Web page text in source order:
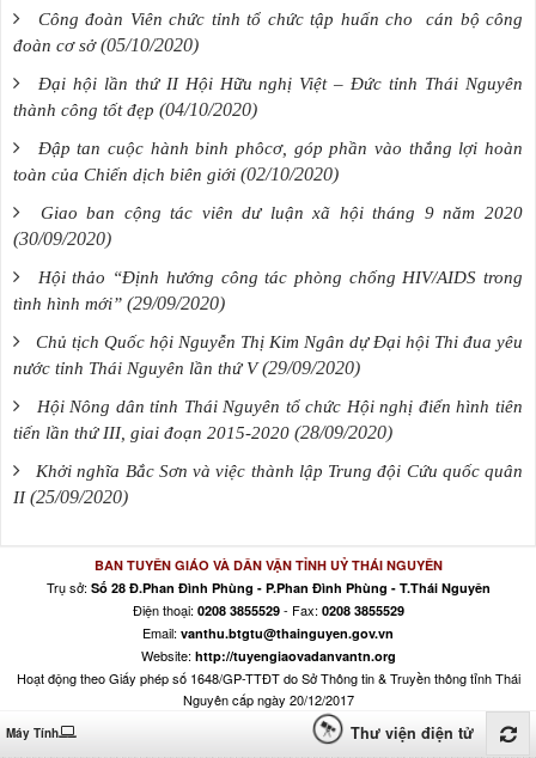
Công đoàn Viên chức tỉnh tổ chức tập huấn cho cán bộ công
đoàn cơ sở (05/10/2020)
Đại hội lần thứ II Hội Hữu nghị Việt – Đức tỉnh Thái Nguyên
thành công tốt đẹp (04/10/2020)
Đập tan cuộc hành binh phôcơ, góp phần vào thắng lợi hoàn
toàn của Chiến dịch biên giới (02/10/2020)
Giao ban cộng tác viên dư luận xã hội tháng 9 năm 2020
(30/09/2020)
Hội thảo “Định hướng công tác phòng chống HIV/AIDS trong
tình hình mới” (29/09/2020)
Chủ tịch Quốc hội Nguyễn Thị Kim Ngân dự Đại hội Thi đua yêu
nước tỉnh Thái Nguyên lần thứ V (29/09/2020)
Hội Nông dân tỉnh Thái Nguyên tổ chức Hội nghị điển hình tiên
tiến lần thứ III, giai đoạn 2015-2020 (28/09/2020)
Khởi nghĩa Bắc Sơn và việc thành lập Trung đội Cứu quốc quân
II (25/09/2020)
BAN TUYÊN GIÁO VÀ DÂN VẬN TỈNH UỶ THÁI NGUYÊN
Trụ sở: Số 28 Đ.Phan Đình Phùng - P.Phan Đình Phùng - T.Thái Nguyên
Điện thoại: 0208 3855529- Fax: 0208 3855529
Email: vanthu.btgtu@thainguyen.gov.vn
Website: http://tuyengiaovadanvantn.org
Hoạt động theo Giấy phép số 1648/GP-TTĐT do Sở Thông tin & Truyền thông tỉnh Thái
Nguyên cấp ngày 20/12/2017
Máy Tính Thư viện điện tử